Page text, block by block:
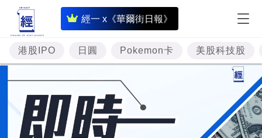
經一 x《華爾街日報》
即
時
財
經
專
題
投
港股IPO 日圓 Pokemon卡 美股科技股